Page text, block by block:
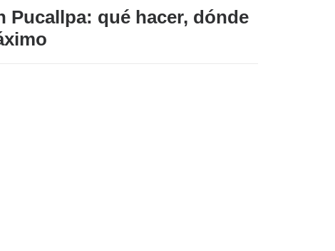
Pucallpa: qué hacer, dónde